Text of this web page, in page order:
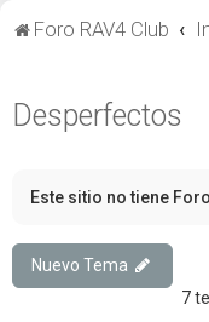
Foro RAV4 Club
Desperfectos
Este sitio no tiene
Nuevo Tema
7